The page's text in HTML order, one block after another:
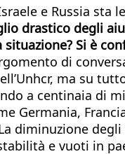
e Russia
drastico degli
situazione? Si è
di
ma su
a centinaia di
Germania,
diminuzione
e vuoti in